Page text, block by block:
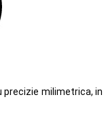
precizie milimetrica, in